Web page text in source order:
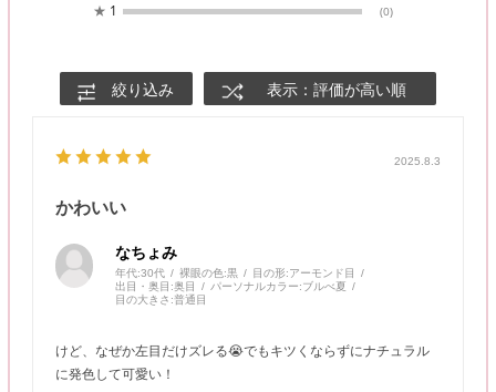
★ 1 (0)
絞り込み 表示：評価が高い順
2025.8.3
かわいい
なちょみ
年代:30代 裸眼の色:黒 目の形:アーモンド目
出目・奥目:奥目 パーソナルカラー:ブルべ夏
目の大きさ:普通目
けど、なぜか左目だけズレる😭でもキツくならずにナチュラル
に発色して可愛い！